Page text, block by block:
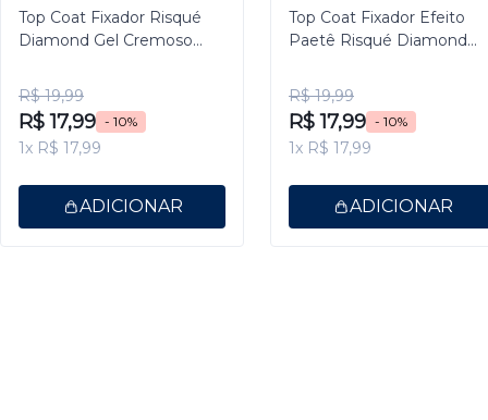
Top Coat Fixador Risqué
Diamond Gel Cremoso
R$ 19,99
R$ 17,99 - 10%
1x R$ 17,99
ADICIONAR
Top Coat Fixador Efeito
Paetê Risqué Diamond
R$ 19,99
R$ 17,99 - 10%
1x R$ 17,99
ADICIONAR